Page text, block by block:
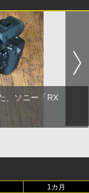
、ソニー「RX
1カ月